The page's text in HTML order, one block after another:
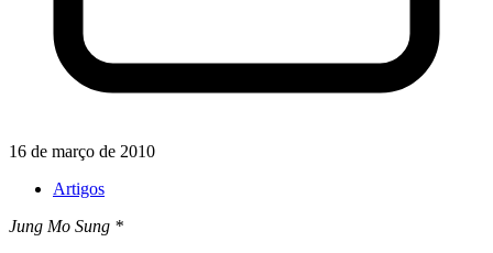
16 de março de 2010
Artigos
Jung Mo Sung *